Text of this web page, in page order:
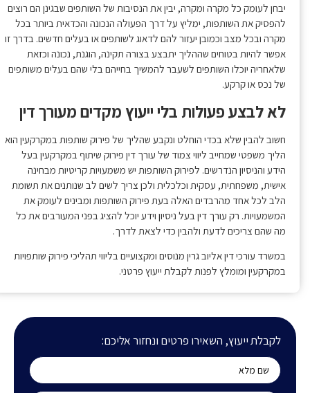
לקבלת ייעוץ, השאירו פרטים ונחזור אליכם:
יבחן לעומק כל מקרה ומקרה, יבין את הנסיבות של השותפים שבגינן הם רוצים
להפסיק את השותפות, ימליץ על דרך הפעולה הנכונה והכדאית ביותר בכל
מקרה ובכל מצב וכמובן יעזור להם לדאוג לשותפים או בעלים חדשים. בדרך זו
אפשר להיות בטוחים שההליך יתבצע בצורה תקינה, הוגנת, נכונה וכזאת
שלאחריה יוכלו השותפים לשעבר להמשיך בחייהם בלי שהם בעלים משותפים
של נכס או קרקע.
לא לבצע פעולות בלי ייעוץ מקדים מעורך דין
חשוב להבין שלא בכדי הוחלט ונקבע שהליך של פירוק שותפות במקרקעין הוא
הליך משפטי שמחייב ליווי צמוד של עורך דין פירוק שיתוף במקרקעין בעל
הידע והניסיון הנדרשים. לפירוק השותפות יש משמעויות קריטיות מבחינה
אישית, משפחתית, עסקית וכלכלית ולכן צריך לשים לב שנותנים את תשומת
הלב לכל אחד מהרבדים האלה בעת פירוק השותפות ומבינים לעומק את
המשמעויות. רק עורך דין בעל ניסיון וידע יוכל להציג בפני המעורבים את כל
מה שהם צריכים לדעת ולהבין כדי לצאת לדרך.
במשרד עורכי דין אליוב גרין מנוסים ומקצועיים בליווי תהליכי פירוק שותפויות
במקרקעין ומומלץ לפנות לקבלת ייעוץ פרטני.